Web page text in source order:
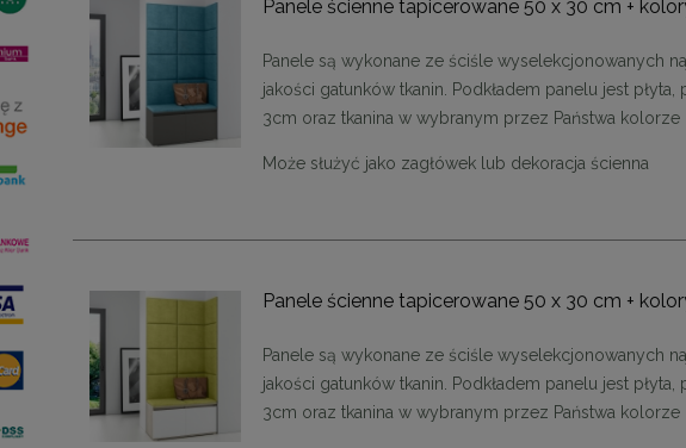
Panele ścienne tapicerowane 50 x 30 cm +
Panele są wykonane ze ściśle wyselekcjonowanych
jakości gatunków tkanin. Podkładem panelu jest płyta,
3cm oraz tkanina w wybranym przez Państwa kolorze
Może służyć jako zagłówek lub dekoracja ścienna
Panele ścienne tapicerowane 50 x 30 cm +
Panele są wykonane ze ściśle wyselekcjonowanych
jakości gatunków tkanin. Podkładem panelu jest płyta,
3cm oraz tkanina w wybranym przez Państwa kolorze